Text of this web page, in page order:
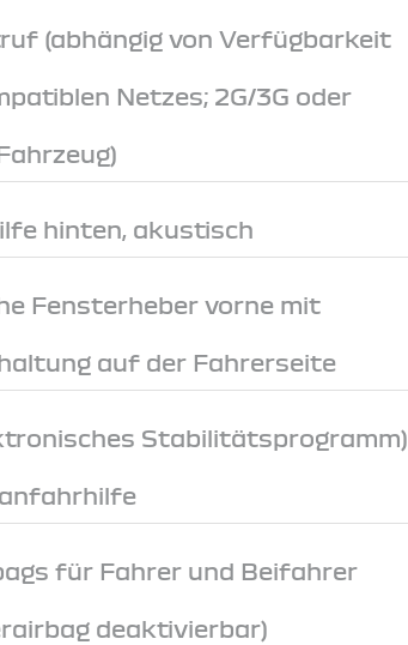
(abhängig von Verfügbarkeit
Netzes; 2G/3G oder
hinten, akustisch
Fensterheber vorne mit
auf der Fahrerseite
Stabilitätsprogramm)
für Fahrer und Beifahrer
deaktivierbar)